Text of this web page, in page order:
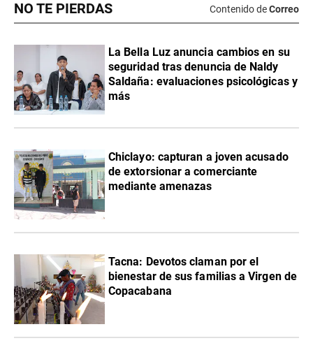
NO TE PIERDAS Contenido deCorreo
La Bella Luz anuncia cambios en su
seguridad tras denuncia de Naldy
Saldaña: evaluaciones psicológicas y
más
Chiclayo: capturan a joven acusado
de extorsionar a comerciante
mediante amenazas
Tacna: Devotos claman por el
bienestar de sus familias a Virgen de
Copacabana